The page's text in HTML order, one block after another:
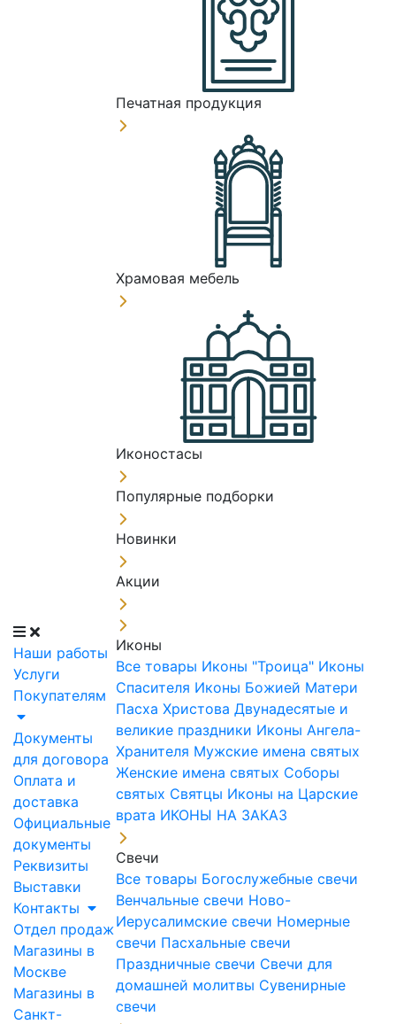
Наши работы
Услуги
Покупателям
Документы
для договора
Оплата и
доставка
Официальные
документы
Реквизиты
Выставки
Контакты
Отдел продаж
Магазины в
Москве
Магазины в
Санкт-
Печатная продукция
Храмовая мебель
Иконостасы
Популярные подборки
Новинки
Акции
Иконы
Все товары Иконы "Троица" Иконы
Спасителя Иконы Божией Матери
Пасха Христова Двунадесятые и
великие праздники Иконы Ангела-
Хранителя Мужские имена святых
Женские имена святых Соборы
святых Святцы Иконы на Царские
врата ИКОНЫ НА ЗАКАЗ
Свечи
Все товары Богослужебные свечи
Венчальные свечи Ново-
Иерусалимские свечи Номерные
свечи Пасхальные свечи
Праздничные свечи Свечи для
домашней молитвы Сувенирные
свечи